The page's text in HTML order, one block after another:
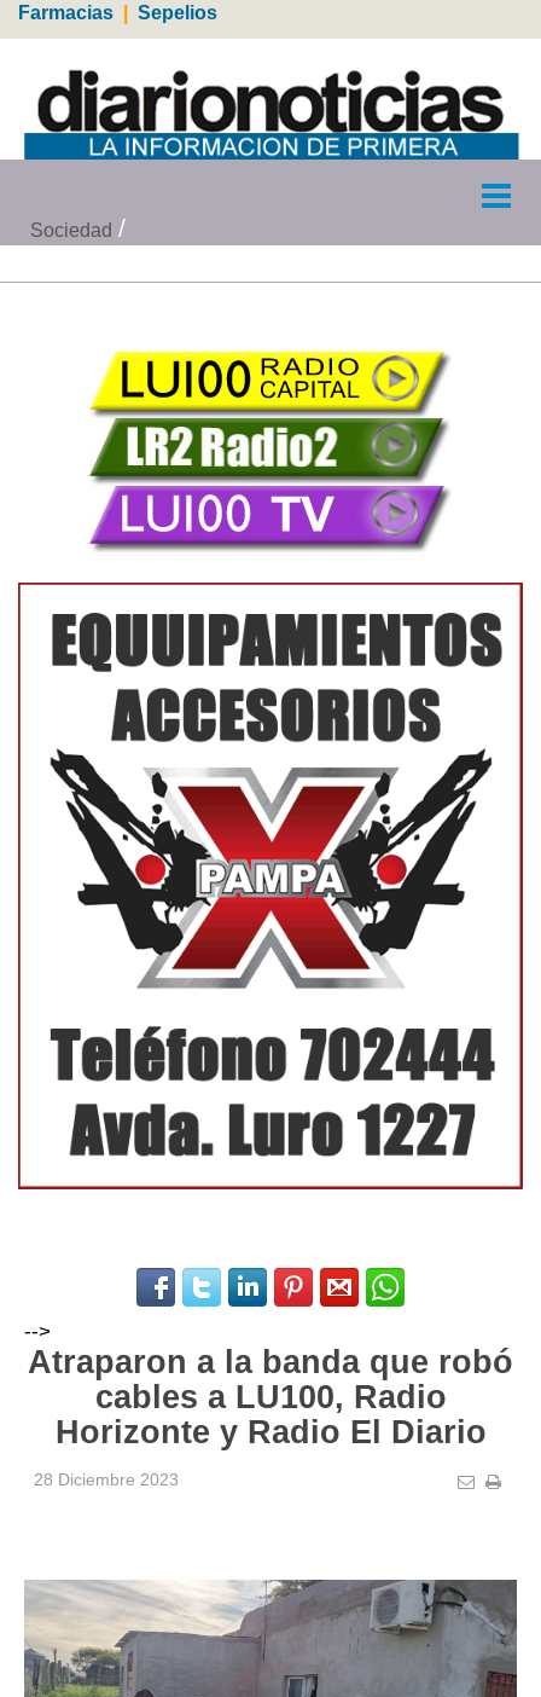
Farmacias Sepelios
Sociedad
-->
Atraparon a la banda que robó
cables a LU100, Radio
Horizonte y Radio El Diario
28 Diciembre 2023